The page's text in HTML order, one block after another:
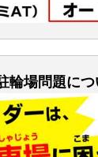
輪場問題につ